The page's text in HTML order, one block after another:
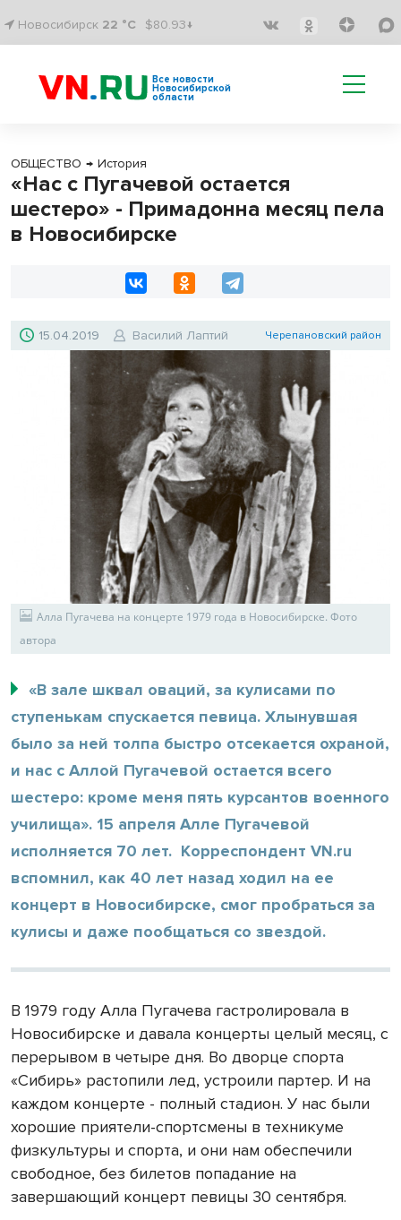
Новосибирск 22 °C $80.93↓
Все новости
Новосибирской
области
ОБЩЕСТВО → История
«Нас с Пугачевой остается
шестеро» - Примадонна месяц пела
в Новосибирске
15.04.2019 Василий Лаптий Черепановский район
Алла Пугачева на концерте 1979 года в Новосибирске. Фото
автора
«В зале шквал оваций, за кулисами по
ступенькам спускается певица. Хлынувшая
было за ней толпа быстро отсекается охраной,
и нас с Аллой Пугачевой остается всего
шестеро: кроме меня пять курсантов военного
училища». 15 апреля Алле Пугачевой
исполняется 70 лет. Корреспондент VN.ru
вспомнил, как 40 лет назад ходил на ее
концерт в Новосибирске, смог пробраться за
кулисы и даже пообщаться со звездой.
В 1979 году Алла Пугачева гастролировала в
Новосибирске и давала кон­церты целый месяц, с
переры­вом в четыре дня. Во дворце спорта
«Сибирь» растопили лед, устроили партер. И на
каждом концерте - полный стадион. У нас были
хоро­шие приятели-спортсмены в техникуме
физкультуры и спорта, и они нам обеспечи­ли
свободное, без билетов попадание на
завершающий концерт певицы 30 сентя­бря.